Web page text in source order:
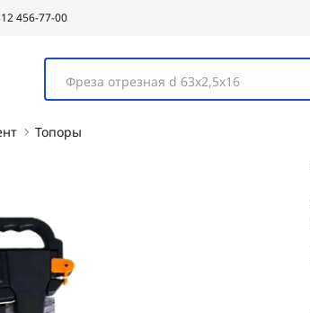
456-77-00
Фреза отрезная d 63х2,5х16
Топоры